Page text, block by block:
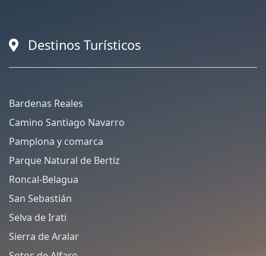
Destinos Turísticos
Bardenas Reales
Camino Santiago Navarro
Pamplona y comarca
Parque Natural de Bertiz
Roncal-Belagua
San Sebastián
Selva de Irati
Sierra de Aralar